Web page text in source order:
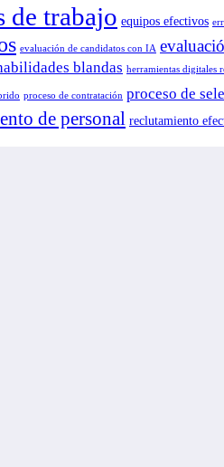
de trabajo equipos efectivos
evaluación de candidatos con IA
blandas herramientas digitales
proceso de contratación proceso de
de personal reclutamiento